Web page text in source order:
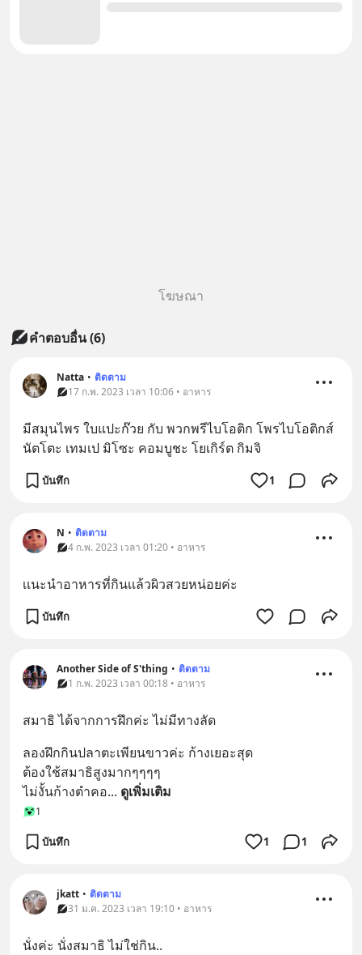
โฆษณา
คำตอบอื่น(6)
Natta • ติดตาม
17 ก.พ. 2023 เวลา 10:06 • อาหาร
มีสมุนไพร ใบแปะก๊วย กับ พวกพรีไบโอติก โพรไบโอติกส์
นัตโตะ เทมเป มิโซะ คอมบูชะ โยเกิร์ต กิมจิ
บันทึก 1
N • ติดตาม
4 ก.พ. 2023 เวลา 01:20 • อาหาร
เเนะนำอาหารที่กินเเล้วผิวสวยหน่อยค่ะ
บันทึก
Another Side of S'thing • ติดตาม
1 ก.พ. 2023 เวลา 00:18 • อาหาร
สมาธิ ได้จากการฝึกค่ะ ไม่มีทางลัด
ลองฝึกกินปลาตะเพียนขาวค่ะ ก้างเยอะสุด
ต้องใช้สมาธิสูงมากๆๆๆๆ
ไม่งั้นก้างตำคอ... ดูเพิ่มเติม
1
บันทึก 1 1
jkatt • ติดตาม
31 ม.ค. 2023 เวลา 19:10 • อาหาร
นั่งค่ะ นั่งสมาธิ ไม่ใช่กิน..